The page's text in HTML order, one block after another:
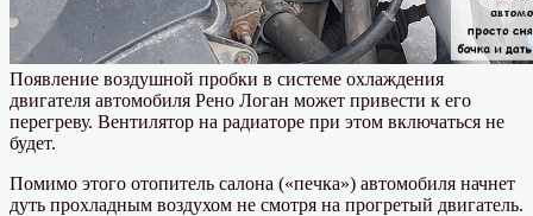
Появление воздушной пробки в системе охлаждения
двигателя автомобиля Рено Логан может привести к его
перегреву. Вентилятор на радиаторе при этом включаться не
будет.
Помимо этого отопитель салона («печка») автомобиля начнет
дуть прохладным воздухом не смотря на прогретый двигатель.